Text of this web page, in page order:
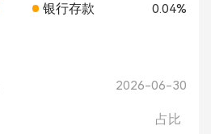
银行存款 0.04%
2026-06-30
占比